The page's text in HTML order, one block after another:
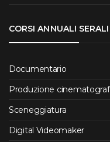
CORSI ANNUALI SERALI
Documentario
Produzione
Sceneggiatura
Digital Videomaker